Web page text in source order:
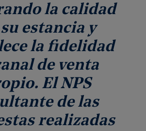
la calidad
estancia y
la fidelidad
de venta
El NPS
de las
realizadas